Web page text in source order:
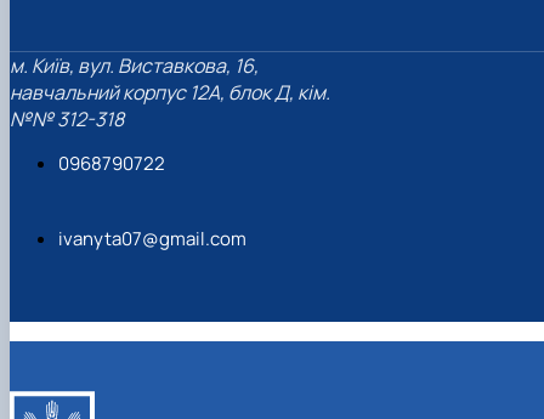
м. Київ, вул. Виставкова, 16,
навчальний корпус 12А, блок Д, кім.
№№ 312-318
0968790722
ivanyta07@gmail.com